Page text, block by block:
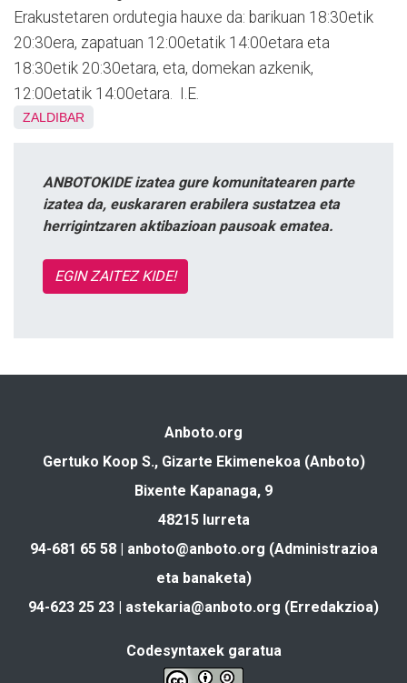
Erakustetaren ordutegia hauxe da: barikuan 18:30etik
20:30era, zapatuan 12:00etatik 14:00etara eta
18:30etik 20:30etara, eta, domekan azkenik,
12:00etatik 14:00etara. I.E.
ZALDIBAR
ANBOTOKIDE izatea gure komunitatearen parte
izatea da, euskararen erabilera sustatzea eta
herrigintzaren aktibazioan pausoak ematea.
EGIN ZAITEZ KIDE!
Anboto.org
Gertuko Koop S., Gizarte Ekimenekoa (Anboto)
Bixente Kapanaga, 9
48215 Iurreta
94-681 65 58 | anboto@anboto.org (Administrazioa
eta banaketa)
94-623 25 23 | astekaria@anboto.org (Erredakzioa)
Codesyntaxek garatua